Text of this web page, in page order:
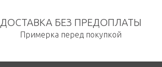
ДОСТАВКА БЕЗ ПРЕДОПЛАТЫ
Примерка перед покупкой